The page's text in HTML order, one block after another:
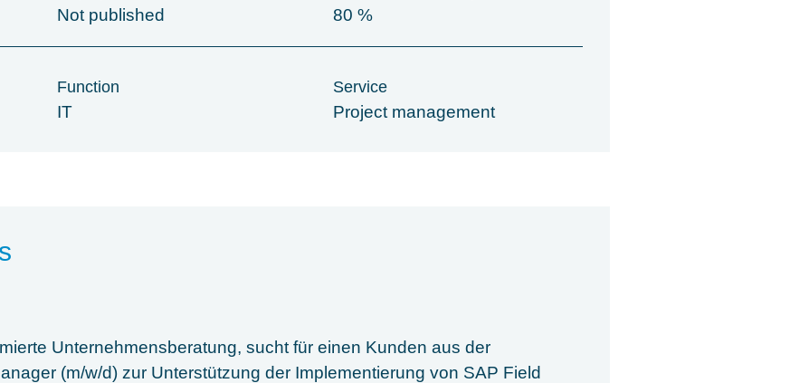
Not published 80 %
Function
IT
Service
Project management
Unternehmensberatung, sucht für einen Kunden aus der
(m/w/d) zur Unterstützung der Implementierung von SAP Field